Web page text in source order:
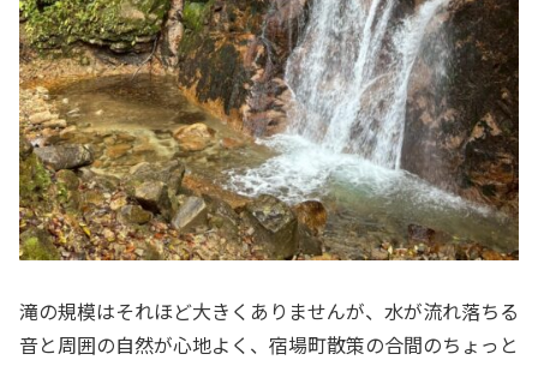
滝の規模はそれほど大きくありませんが、水が流れ落ちる
音と周囲の自然が心地よく、宿場町散策の合間のちょっと